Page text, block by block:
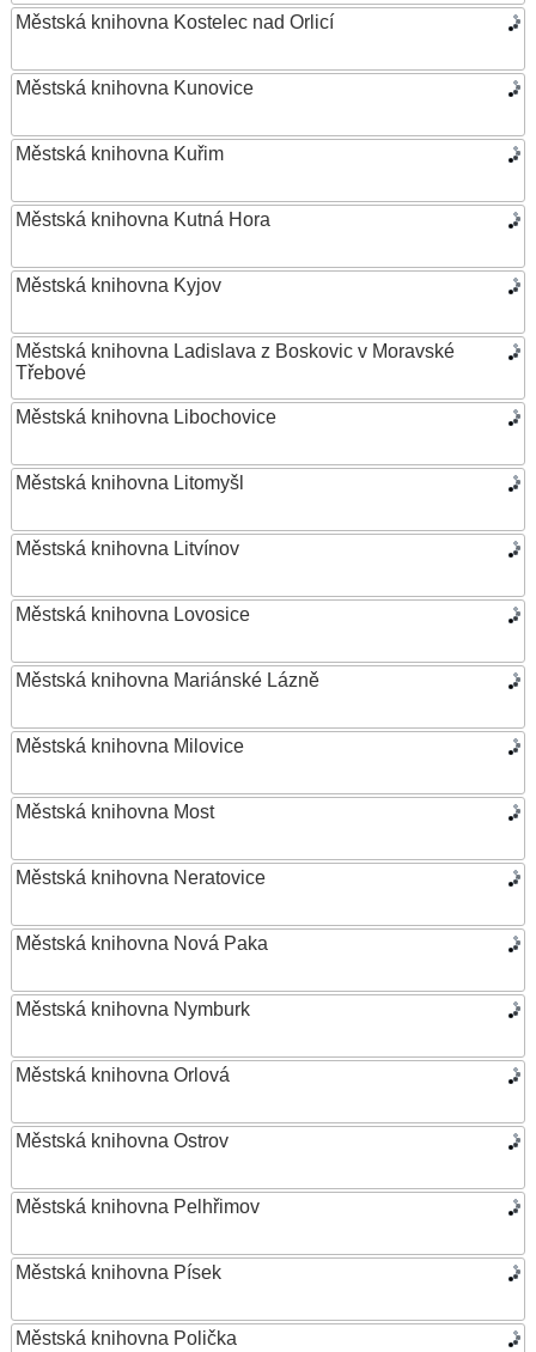
Městská knihovna Kostelec nad Orlicí
Městská knihovna Kunovice
Městská knihovna Kuřim
Městská knihovna Kutná Hora
Městská knihovna Kyjov
Městská knihovna Ladislava z Boskovic v Moravské
Třebové
Městská knihovna Libochovice
Městská knihovna Litomyšl
Městská knihovna Litvínov
Městská knihovna Lovosice
Městská knihovna Mariánské Lázně
Městská knihovna Milovice
Městská knihovna Most
Městská knihovna Neratovice
Městská knihovna Nová Paka
Městská knihovna Nymburk
Městská knihovna Orlová
Městská knihovna Ostrov
Městská knihovna Pelhřimov
Městská knihovna Písek
Městská knihovna Polička